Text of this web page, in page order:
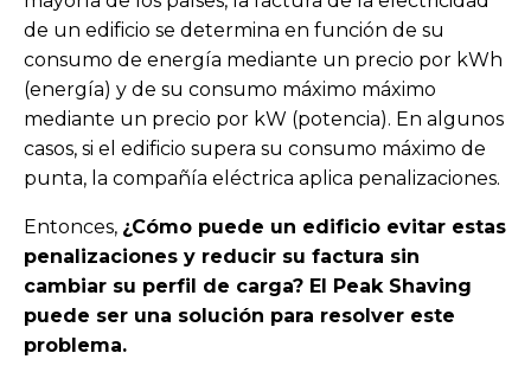
de un edificio se determina en función de su
consumo de energía mediante un precio por kWh
(energía) y de su consumo máximo máximo
mediante un precio por kW (potencia). En algunos
casos, si el edificio supera su consumo máximo de
punta, la compañía eléctrica aplica penalizaciones.
Entonces, ¿Cómo puede un edificio evitar estas
penalizaciones y reducir su factura sin
cambiar su perfil de carga? El Peak Shaving
puede ser una solución para resolver este
problema.